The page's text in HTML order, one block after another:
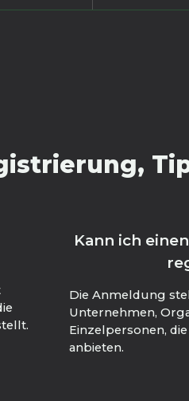
Kann ich
Die Anmeldung
Unternehmen,
Einzelpersonen,
anbieten.